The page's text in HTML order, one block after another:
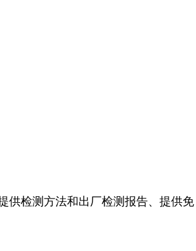
供检测方法和出厂检测报告、提供免